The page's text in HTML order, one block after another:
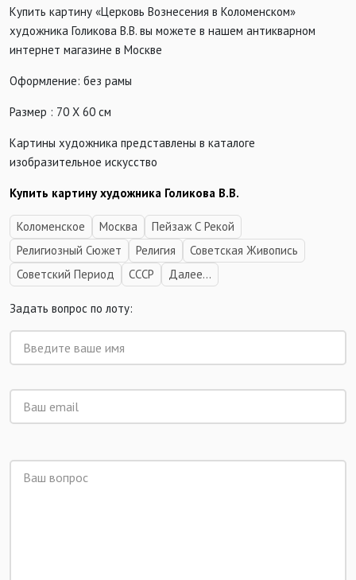
Купить картину «Церковь Вознесения в Коломенском»
художника Голикова В.В. вы можете в нашем антикварном
интернет магазине в Москве
Оформление: без рамы
Размер : 70 Х 60 см
Картины художника представлены в каталоге
изобразительное искусство
Купить картину художника Голикова В.В.
Коломенское Москва
Пейзаж С Рекой
Религиозный Сюжет
Религия
Советская Живопись
Советский Период
СССР Далее...
Задать вопрос по лоту: